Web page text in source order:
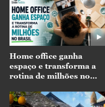
Home office ganha
espaço e transforma a
rotina de milhões no